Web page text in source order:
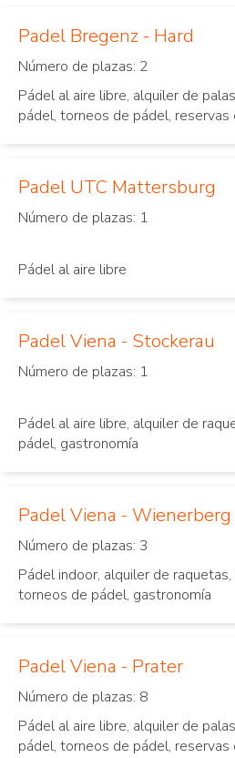
Padel Bregenz - Hard
Número de plazas: 2
Pádel al aire libre, alquiler de
pádel, torneos de pádel, reservas
Padel UTC Mattersburg
Número de plazas: 1
Pádel al aire libre
Padel Viena - Stockerau
Número de plazas: 1
Pádel al aire libre, alquiler de
pádel, gastronomía
Padel Viena - Wienerberg
Número de plazas: 3
Pádel indoor, alquiler de
torneos de pádel, gastronomía
Padel Viena - Prater
Número de plazas: 8
Pádel al aire libre, alquiler de
pádel, torneos de pádel, reservas